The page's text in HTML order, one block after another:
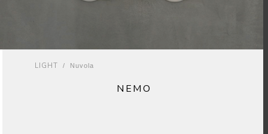
NEMO
LIGHT / Nuvola